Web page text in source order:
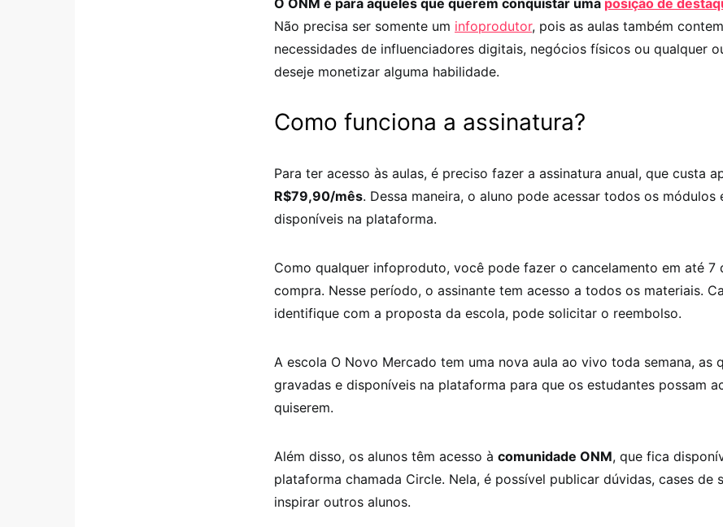
O ONM é para aqueles que querem conquistar uma posição de
Não precisa ser somente um infoprodutor, pois as aulas também
necessidades de influenciadores digitais, negócios físicos ou qualquer
deseje monetizar alguma habilidade.
Como funciona a assinatura?
Para ter acesso às aulas, é preciso fazer a assinatura anual, que custa
R$79,90/mês. Dessa maneira, o aluno pode acessar todos os módulos
disponíveis na plataforma.
Como qualquer infoproduto, você pode fazer o cancelamento em até 7
compra. Nesse período, o assinante tem acesso a todos os materiais.
identifique com a proposta da escola, pode solicitar o reembolso.
A escola O Novo Mercado tem uma nova aula ao vivo toda semana, as
gravadas e disponíveis na plataforma para que os estudantes possam
quiserem.
Além disso, os alunos têm acesso à comunidade ONM, que fica
plataforma chamada Circle. Nela, é possível publicar dúvidas, cases de
inspirar outros alunos.